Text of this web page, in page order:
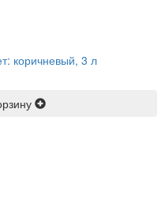
коричневый, 3 л